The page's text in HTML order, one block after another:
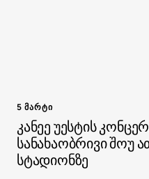
5 მარტი
კანეე უესტის
სანახაობრივი შოუ
სტადიონზე